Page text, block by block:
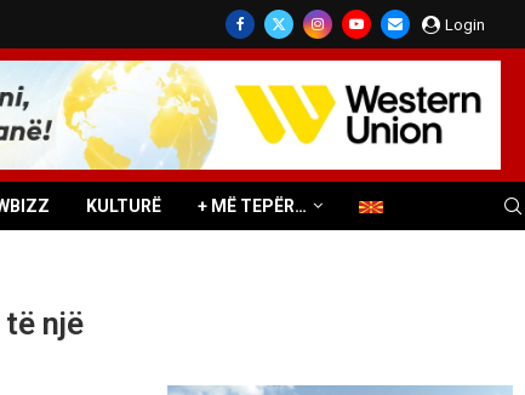
Login
KULTURË + MË TEPËR…
një